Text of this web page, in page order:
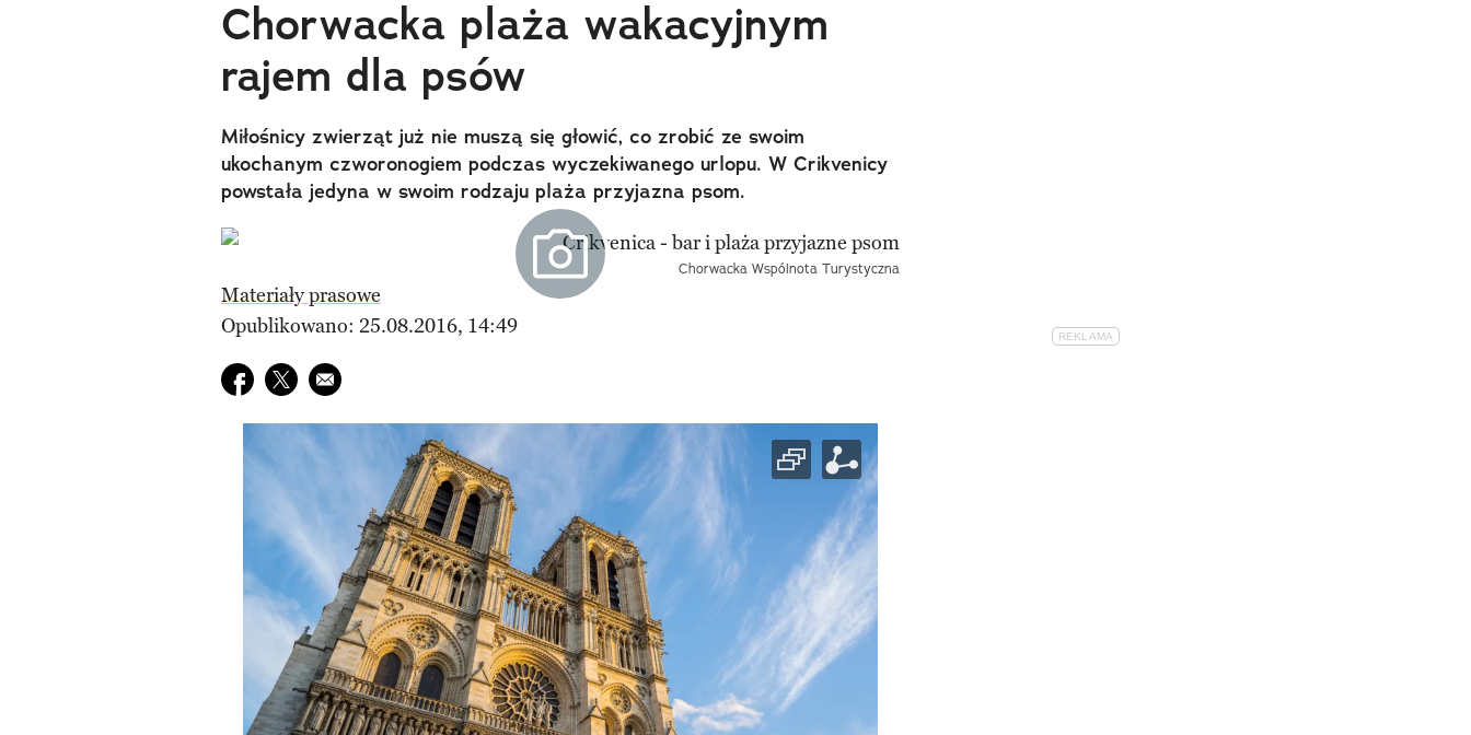
Chorwacka plaża wakacyjnym
rajem dla psów
Miłośnicy zwierząt już nie muszą się głowić, co zrobić ze swoim
ukochanym czworonogiem podczas wyczekiwanego urlopu. W Crikvenicy
powstała jedyna w swoim rodzaju plaża przyjazna psom.
Chorwacka Wspólnota Turystyczna
Materiały prasowe
Opublikowano: 25.08.2016, 14:49
Udostępnij na facebook
Udostępnij na twitter
E-mail do przyjaciela